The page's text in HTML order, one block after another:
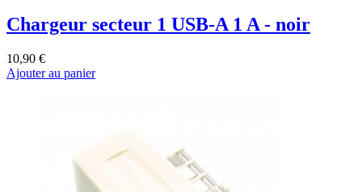
Chargeur secteur 1 USB-A 1 A - noir
10,90 €
Ajouter au panier